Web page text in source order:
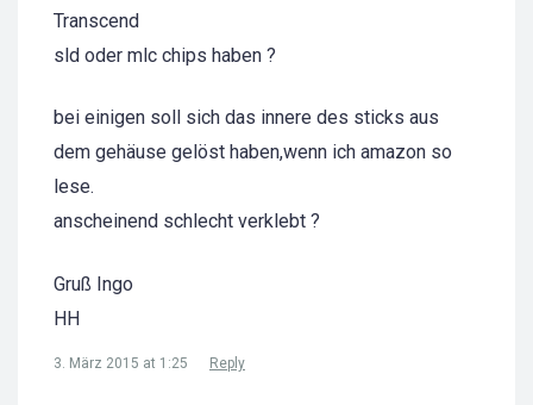
Transcend
sld oder mlc chips haben ?
bei einigen soll sich das innere des sticks aus
dem gehäuse gelöst haben,wenn ich amazon so
lese.
anscheinend schlecht verklebt ?
Gruß Ingo
HH
3. März 2015 at 1:25 Reply